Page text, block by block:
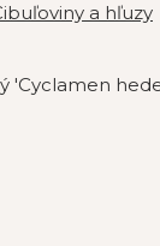
a hľuzy
'Cyclamen